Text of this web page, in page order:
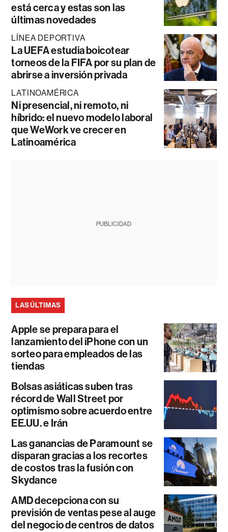
está cerca y estas son las
últimas novedades
LÍNEA DEPORTIVA
La UEFA estudia boicotear
torneos de la FIFA por su plan de
abrirse a inversión privada
LATINOAMÉRICA
Ni presencial, ni remoto, ni
híbrido: el nuevo modelo laboral
que WeWork ve crecer en
Latinoamérica
PUBLICIDAD
LAS ÚLTIMAS
Apple se prepara para el
lanzamiento del iPhone con un
sorteo para empleados de las
tiendas
Bolsas asiáticas suben tras
récord de Wall Street por
optimismo sobre acuerdo entre
EE.UU. e Irán
Las ganancias de Paramount se
disparan gracias a los recortes
de costos tras la fusión con
Skydance
AMD decepciona con su
previsión de ventas pese al auge
del negocio de centros de datos